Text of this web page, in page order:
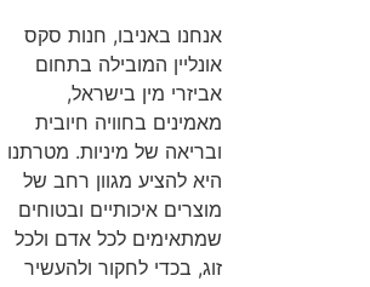
אנחנו באניבו, חנות סקס
אונליין המובילה בתחום
אביזרי מין בישראל,
מאמינים בחוויה חיובית
ובריאה של מיניות. מטרתנו
היא להציע מגוון רחב של
מוצרים איכותיים ובטוחים
שמתאימים לכל אדם ולכל
זוג, בכדי לחקור ולהעשיר